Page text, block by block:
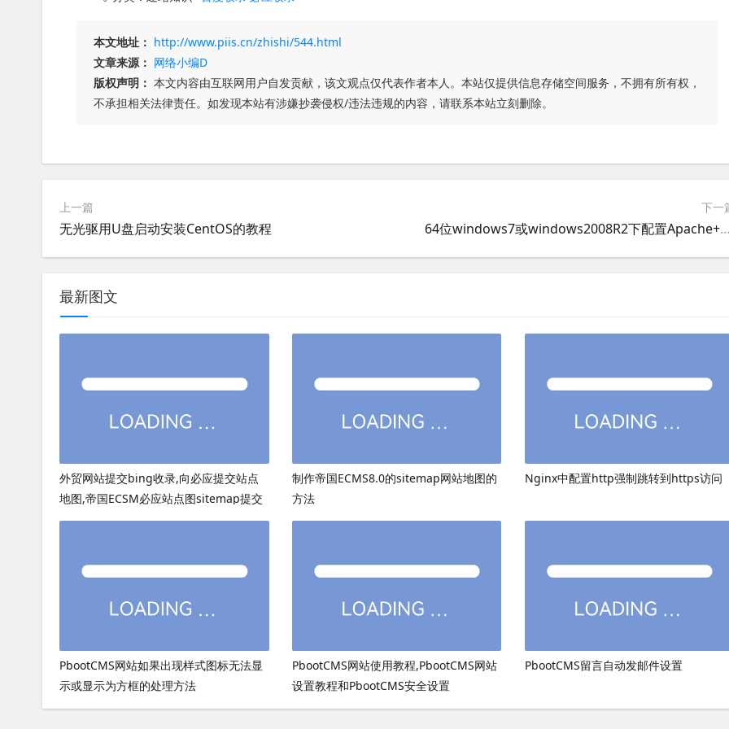
本文地址： http://www.piis.cn/zhishi/544.html
文章来源： 网络小编D
版权声明： 本文内容由互联网用户自发贡献，该文观点仅代表作者本人。本站仅提供信息存储空间服务，不拥有所有权，
不承担相关法律责任。如发现本站有涉嫌抄袭侵权/违法违规的内容，请联系本站立刻删除。
上一篇
无光驱用U盘启动安装CentOS的教程
下一
64位windows7或windows2008R2下配置Apache+PHP+MySQL环境
最新图文
外贸网站提交bing收录,向必应提交站点
地图,帝国ECSM必应站点图sitemap提交
制作帝国ECMS8.0的sitemap网站地图的
方法
Nginx中配置http强制跳转到https访问
PbootCMS网站如果出现样式图标无法显
示或显示为方框的处理方法
PbootCMS网站使用教程,PbootCMS网站
设置教程和PbootCMS安全设置
PbootCMS留言自动发邮件设置